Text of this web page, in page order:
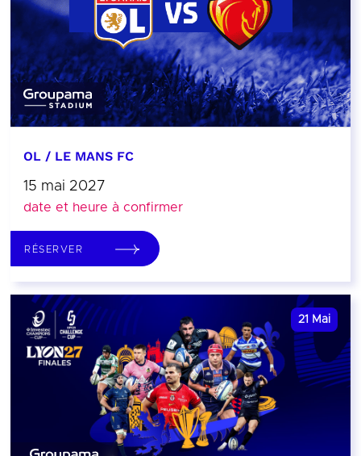
OL / LE MANS FC
15 mai 2027
date et heure à confirmer
RÉSERVER
21 Mai